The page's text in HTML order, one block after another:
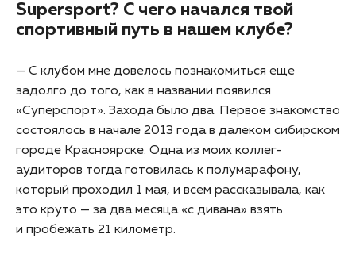
Supersport? С чего начался твой
спортивный путь в нашем клубе?
— С клубом мне довелось познакомиться еще
задолго до того, как в названии появился
«Суперспорт». Захода было два. Первое знакомство
состоялось в начале 2013 года в далеком сибирском
городе Красноярске. Одна из моих коллег-
аудиторов тогда готовилась к полумарафону,
который проходил 1 мая, и всем рассказывала, как
это круто — за два месяца «с дивана» взять
и пробежать 21 километр.